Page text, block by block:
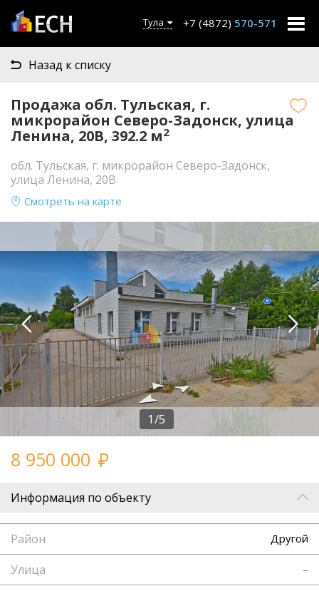
Тула +7 (4872) 570-571
Назад к списку
Продажа обл. Тульская, г.
микрорайон Северо-Задонск, улица
Ленина, 20В, 392.2 м2
обл. Тульская, г. микрорайон Северо-Задонск,
улица Ленина, 20В
Смотреть на карте
1/5
8 950 000
Информация по объекту
Район Другой
Улица –